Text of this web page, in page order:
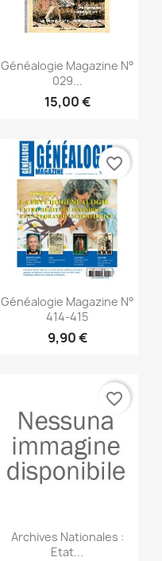
Anteprima
Généalogie Magazine N°
029...
15,00 €
Anteprima
Généalogie Magazine N°
414-415
9,90 €
favorite_border
Anteprima
Archives Nationales :
Etat...
favorite_border